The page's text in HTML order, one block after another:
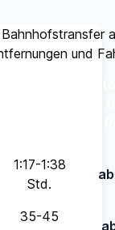
und
1:17-1:38
Std.
35-45